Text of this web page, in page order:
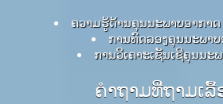
ຄວາມຮູ້ດ້ານຄຸນນະພາບອາກາ
ການທົດລອງຄຸນນະພາ
ການວິເຄາະເຊັນເຊີຄຸນນະ
ຄໍາຖາມທີ່ຖາມເ